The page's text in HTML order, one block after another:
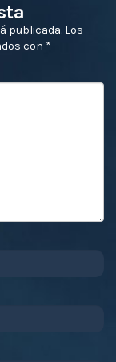
publicada. Los
con *